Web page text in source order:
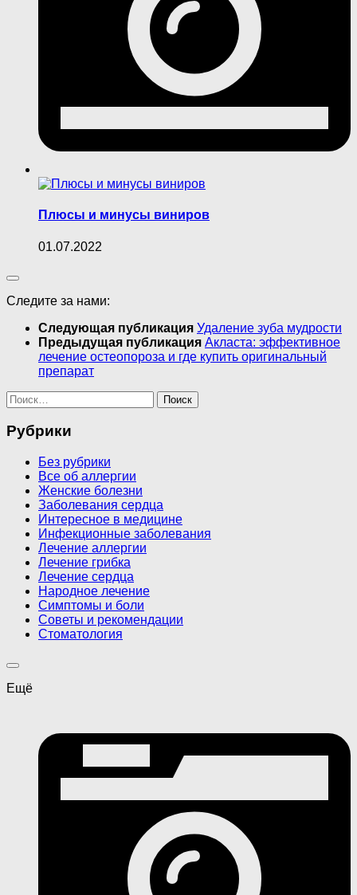
Плюсы и минусы виниров
01.07.2022
Следите за нами:
Следующая публикация Удаление зуба мудрости
Предыдущая публикация Акласта: эффективное
лечение остеопороза и где купить оригинальный
препарат
Найти:
Рубрики
Без рубрики
Все об аллергии
Женские болезни
Заболевания сердца
Интересное в медицине
Инфекционные заболевания
Лечение аллергии
Лечение грибка
Лечение сердца
Народное лечение
Симптомы и боли
Советы и рекомендации
Стоматология
Ещё